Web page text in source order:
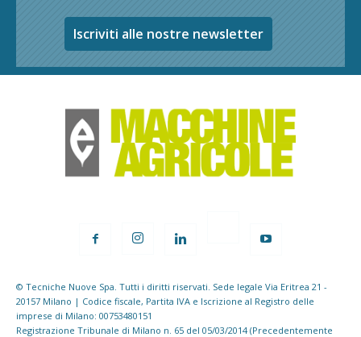
Iscriviti alle nostre newsletter
© Tecniche Nuove Spa. Tutti i diritti riservati. Sede legale Via Eritrea 21 -
20157 Milano | Codice fiscale, Partita IVA e Iscrizione al Registro delle
imprese di Milano: 00753480151
Registrazione Tribunale di Milano n. 65 del 05/03/2014 (Precedentemente